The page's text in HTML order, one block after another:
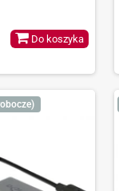
Do koszyka